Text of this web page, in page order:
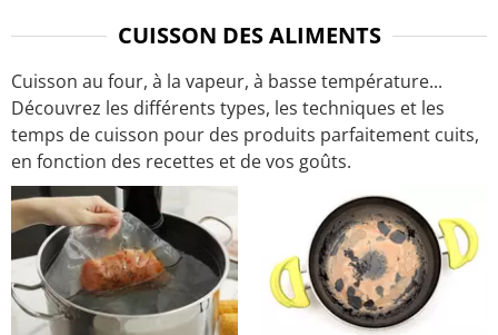
CUISSON DES ALIMENTS
Cuisson au four, à la vapeur, à basse température...
Découvrez les différents types, les techniques et les
temps de cuisson pour des produits parfaitement cuits,
en fonction des recettes et de vos goûts.